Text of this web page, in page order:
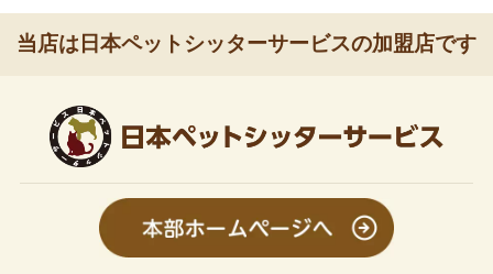
当店は日本ペットシッターサービスの加盟店です